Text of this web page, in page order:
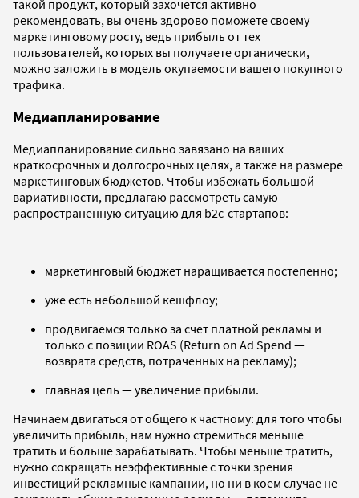
такой продукт, который захочется активно
рекомендовать, вы очень здорово поможете своему
маркетинговому росту, ведь прибыль от тех
пользователей, которых вы получаете органически,
можно заложить в модель окупаемости вашего покупного
трафика.
Медиапланирование
Медиапланирование сильно завязано на ваших
краткосрочных и долгосрочных целях, а также на размере
маркетинговых бюджетов. Чтобы избежать большой
вариативности, предлагаю рассмотреть самую
распространенную ситуацию для b2c-стартапов:
маркетинговый бюджет наращивается постепенно;
уже есть небольшой кешфлоу;
продвигаемся только за счет платной рекламы и
только с позиции ROAS (Return on Ad Spend —
возврата средств, потраченных на рекламу);
главная цель — увеличение прибыли.
Начинаем двигаться от общего к частному: для того чтобы
увеличить прибыль, нам нужно стремиться меньше
тратить и больше зарабатывать. Чтобы меньше тратить,
нужно сокращать неэффективные с точки зрения
инвестиций рекламные кампании, но ни в коем случае не